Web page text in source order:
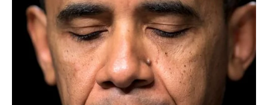
dodatni prihod. Finansijski period je povoljan, ali zahteva
fokus.
RIBE